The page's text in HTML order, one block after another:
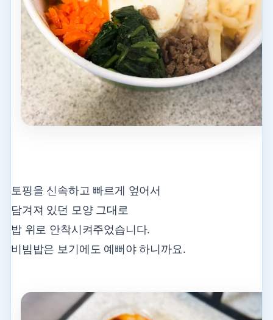
토핑을 신속하고 빠르게 엎어서
담겨져 있던 모양 그대로
밥 위로 안착시켜주었습니다.
비빔밥은 보기에도 예뻐야 하니까요.